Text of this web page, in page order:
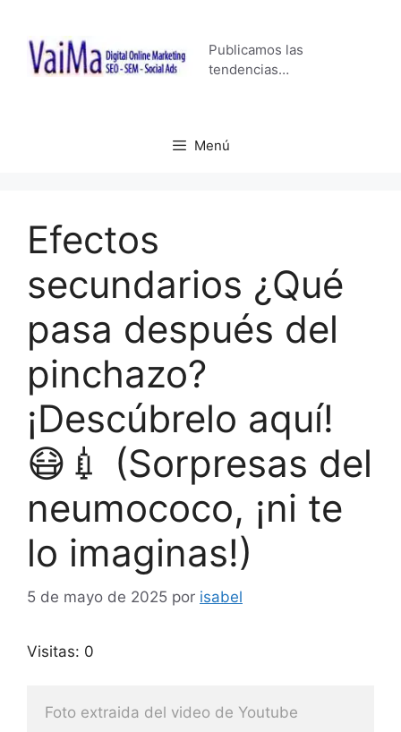
contenido
Publicamos las
tendencias…
Menú
Efectos
secundarios ¿Qué
pasa después del
pinchazo?
¡Descúbrelo aquí!
😷💉 (Sorpresas del
neumococo, ¡ni te
lo imaginas!)
5 de mayo de 2025 por isabel
Visitas: 0
Foto extraida del video de Youtube